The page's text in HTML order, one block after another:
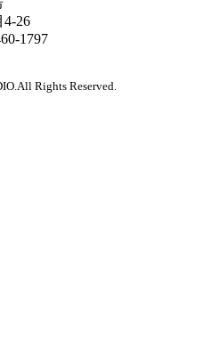
4-26
1797
Rights Reserved.